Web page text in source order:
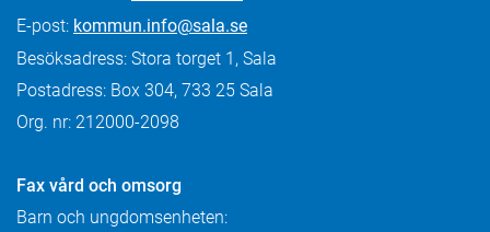
E-post: kommun.info@sala.se
Besöksadress: Stora torget 1, Sala
Postadress: Box 304, 733 25 Sala
Org. nr: 212000-2098
Fax vård och omsorg
Barn och ungdomsenheten: